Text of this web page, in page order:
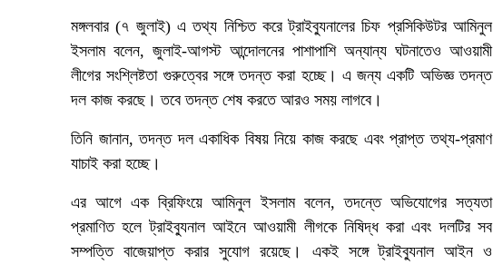
মঙ্গলবার (৭ জুলাই) এ তথ্য নিশ্চিত করে ট্রাইব্যুনালের চিফ প্রসিকিউটর আমিনুল
ইসলাম বলেন, জুলাই-আগস্ট আন্দোলনের পাশাপাশি অন্যান্য ঘটনাতেও আওয়ামী
লীগের সংশ্লিষ্টতা গুরুত্বের সঙ্গে তদন্ত করা হচ্ছে। এ জন্য একটি অভিজ্ঞ তদন্ত
দল কাজ করছে। তবে তদন্ত শেষ করতে আরও সময় লাগবে।
তিনি জানান, তদন্ত দল একাধিক বিষয় নিয়ে কাজ করছে এবং প্রাপ্ত তথ্য-প্রমাণ
যাচাই করা হচ্ছে।
এর আগে এক ব্রিফিংয়ে আমিনুল ইসলাম বলেন, তদন্তে অভিযোগের সত্যতা
প্রমাণিত হলে ট্রাইব্যুনাল আইনে আওয়ামী লীগকে নিষিদ্ধ করা এবং দলটির সব
সম্পত্তি বাজেয়াপ্ত করার সুযোগ রয়েছে। একই সঙ্গে ট্রাইব্যুনাল আইন ও